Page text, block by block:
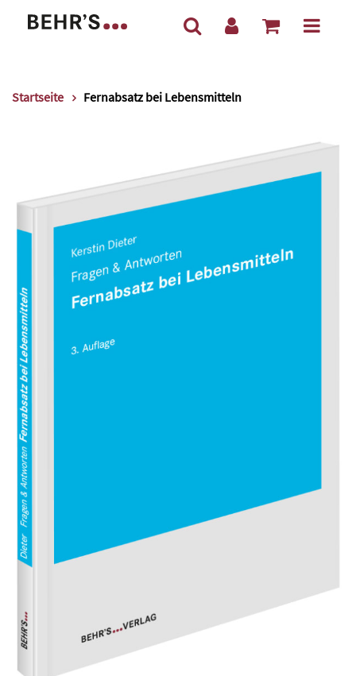
Startseite Fernabsatz bei Lebensmitteln